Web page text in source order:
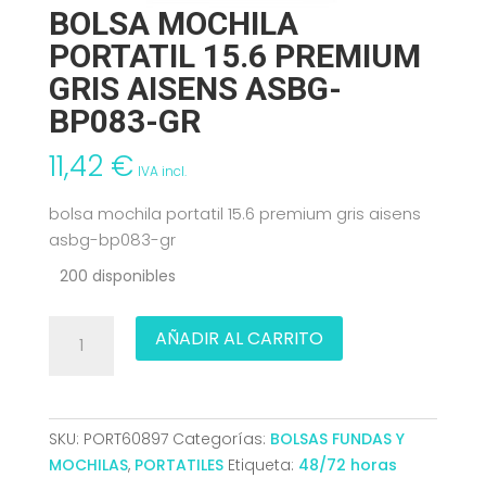
BOLSA MOCHILA
PORTATIL 15.6 PREMIUM
GRIS AISENS ASBG-
BP083-GR
11,42 € IVA incl.
bolsa mochila portatil 15.6 premium gris aisens
asbg-bp083-gr
200 disponibles
MOCHILA
PREMIUM
GRIS
AÑADIR AL CARRITO
SKU: PORT60897 Categorías: BOLSAS FUNDAS Y
MOCHILAS, PORTATILES Etiqueta: 48/72 horas